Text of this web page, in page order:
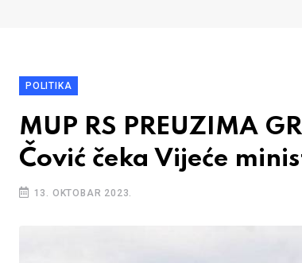
POLITIKA
MUP RS PREUZIMA
Čović čeka Vijeće
13. OKTOBAR 2023.